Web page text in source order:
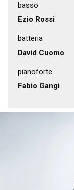
basso
Ezio Rossi
batteria
David Cuomo
pianoforte
Fabio Gangi